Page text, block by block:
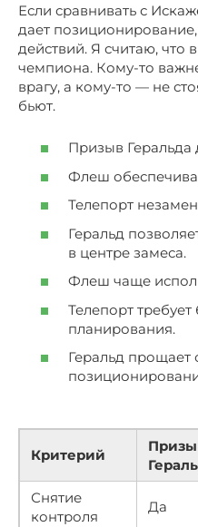
Если сравнивать с
дает
действий. Я считаю, что
чемпиона. Кому-то
врагу, а кому-то — не
бьют.
Призыв Геральда
Флеш
Телепорт
Геральд
в центре замеса.
Флеш чаще
Телепорт
планирования.
Геральд прощает
Критерий
Снятие
контроля
Да